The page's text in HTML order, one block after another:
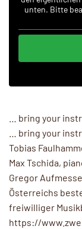
unten. Bitte
… bring your
… bring your
Tobias
Max Tschida,
Gregor
Österreichs
freiwilliger
https://